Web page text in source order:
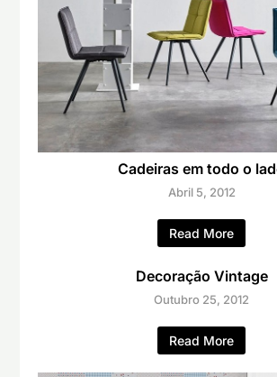
Cadeiras em todo o
Abril 5, 2012
Read More
Decoração Vintage
Outubro 25, 2012
Read More